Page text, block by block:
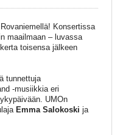
Konsertissa
maailmaan – luvassa
toisensa jälkeen
tunnettuja
-musiikkia eri
UMOn
Emma Salokoski ja